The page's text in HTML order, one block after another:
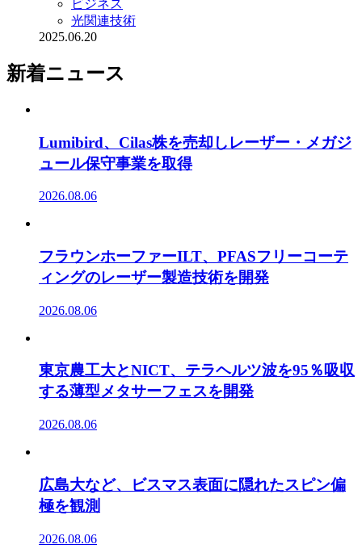
ビジネス
光関連技術
2025.06.20
新着ニュース
Lumibird、Cilas株を売却しレーザー・メガジ
ュール保守事業を取得
2026.08.06
フラウンホーファーILT、PFASフリーコーテ
ィングのレーザー製造技術を開発
2026.08.06
東京農工大とNICT、テラヘルツ波を95％吸収
する薄型メタサーフェスを開発
2026.08.06
広島大など、ビスマス表面に隠れたスピン偏
極を観測
2026.08.06